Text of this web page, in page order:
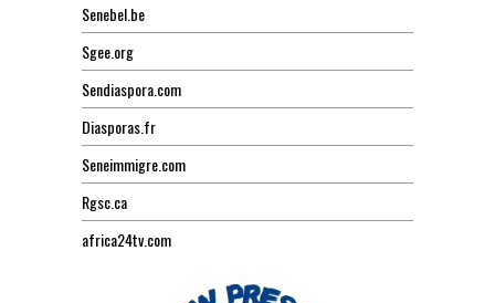
Senebel.be
Sgee.org
Sendiaspora.com
Diasporas.fr
Seneimmigre.com
Rgsc.ca
africa24tv.com